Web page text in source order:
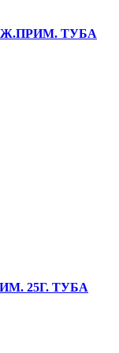
ТУБА
25Г. ТУБА